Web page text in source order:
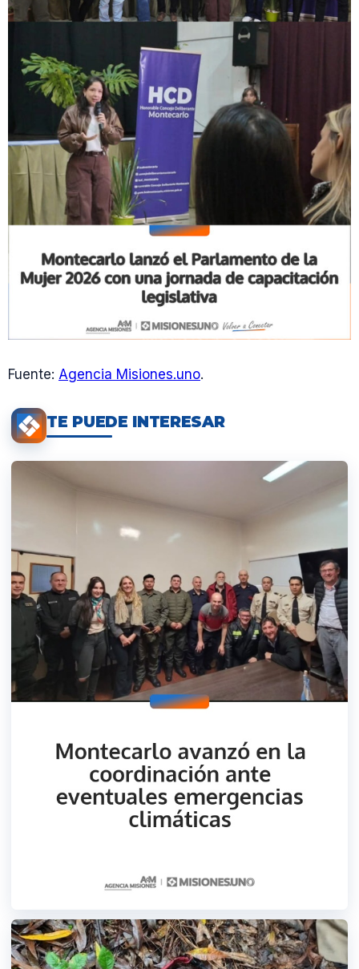
Fuente: Agencia Misiones.uno.
TE PUEDE INTERESAR